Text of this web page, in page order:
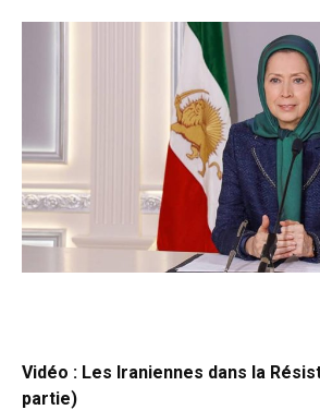
Vidéo : Les Iraniennes dans la
partie)